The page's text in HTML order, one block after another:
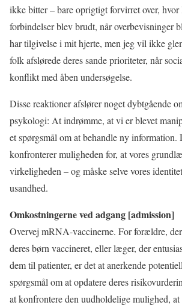
ikke bitter – bare oprigtigt forvirret over, hvor
forbindelser blev brudt, når overbevisninger
har tilgivelse i mit hjerte, men jeg vil ikke
folk afslørede deres sande prioriteter, når
konflikt med åben undersøgelse.
Disse reaktioner afslører noget dybtgående
psykologi: At indrømme, at vi er blevet
et spørgsmål om at behandle ny
konfronterer muligheden for, at vores
virkeligheden – og måske selve vores
usandhed.
Omkostningerne ved adgang [admission]
Overvej mRNA-vaccinerne. For forældre,
deres børn vaccineret, eller læger, der
dem til patienter, er det at anerkende
spørgsmål om at opdatere deres
at konfrontere den uudholdelige mulighed, at